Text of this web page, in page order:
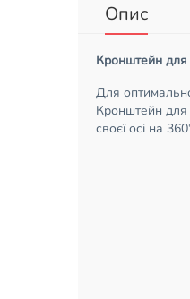
Опис
Кронштейн для
Для
Кронштейн для
своєї осі на